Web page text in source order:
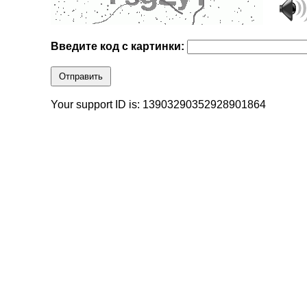
Введите код с картинки:
Отправить
Your support ID is: 13903290352928901864